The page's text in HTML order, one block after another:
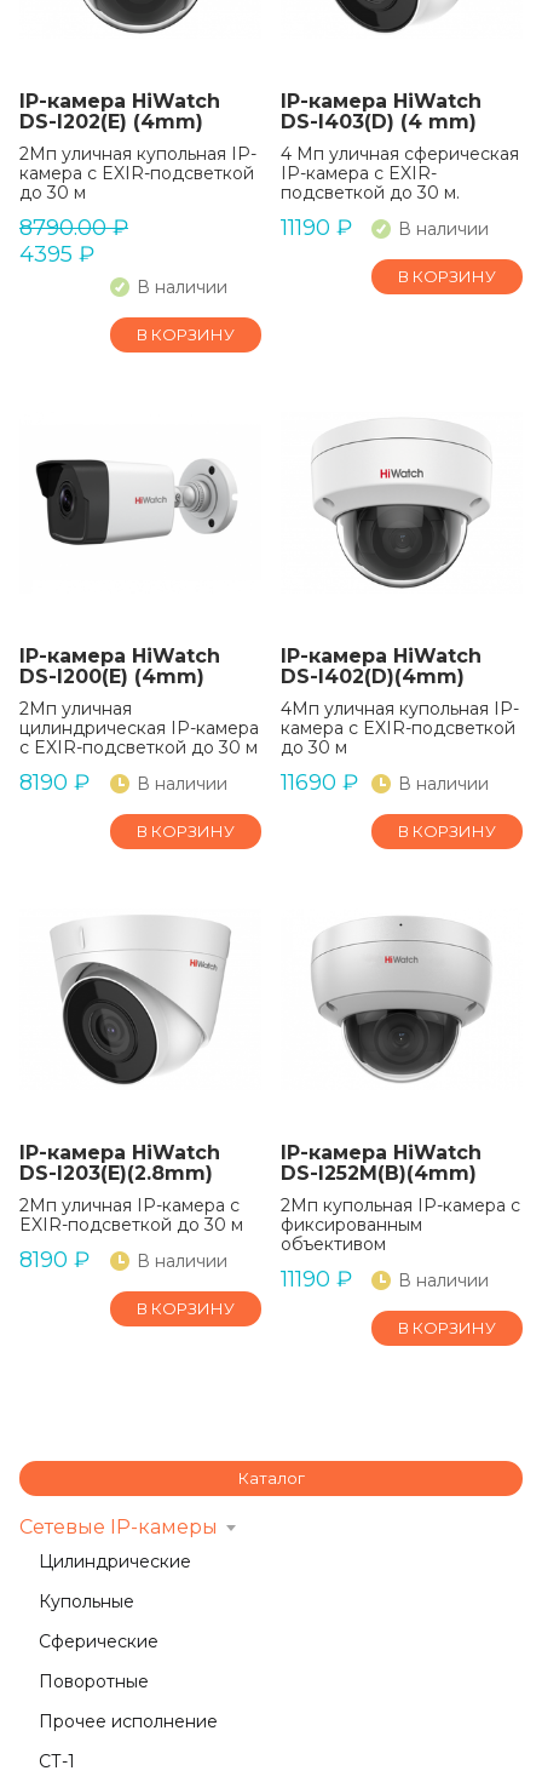
IP-камера HiWatch
DS-I202(E) (4mm)
2Мп уличная купольная IP-
камера с EXIR-подсветкой
до 30 м
8790.00₽
4395 ₽
В наличии
В КОРЗИНУ
IP-камера HiWatch
DS-I403(D) (4 mm)
4 Мп уличная сферическая
IP-камера с EXIR-
подсветкой до 30 м.
11190 ₽ В наличии
В КОРЗИНУ
IP-камера HiWatch
DS-I200(E) (4mm)
2Мп уличная
цилиндрическая IP-камера
с EXIR-подсветкой до 30 м
8190 ₽ В наличии
В КОРЗИНУ
IP-камера HiWatch
DS-I402(D)(4mm)
4Мп уличная купольная IP-
камера с EXIR-подсветкой
до 30 м
11690 ₽ В наличии
В КОРЗИНУ
IP-камера HiWatch
DS-I203(E)(2.8mm)
2Мп уличная IP-камера с
EXIR-подсветкой до 30 м
8190 ₽ В наличии
В КОРЗИНУ
IP-камера HiWatch
DS-I252M(B)(4mm)
2Мп купольная IP-камера с
фиксированным
объективом
11190 ₽ В наличии
В КОРЗИНУ
Каталог
Сетевые IP-камеры
Цилиндрические
Купольные
Сферические
Поворотные
Прочее исполнение
СТ-1